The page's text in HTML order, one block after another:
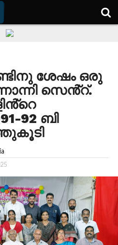
ശേഷം ഒരു
സെൻ്റ്.
92 ബി